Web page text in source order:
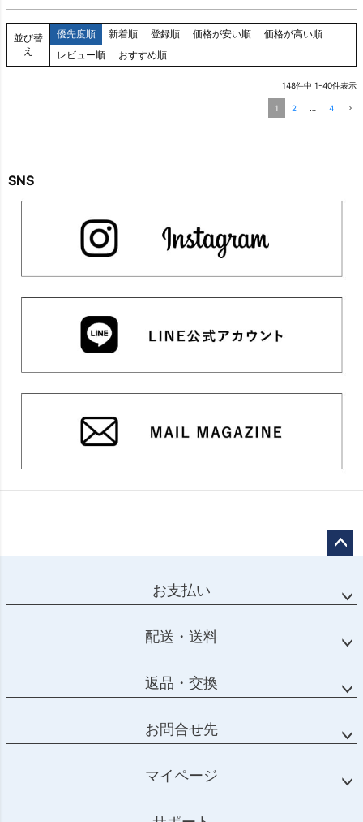
並び替
え
優先度順 新着順 登録順 価格が安い順
価格が高い順
レビュー順
おすすめ順
148件中 1-40件表示
1 2 … 4
SNS
お支払い
配送・送料
返品・交換
お問合せ先
マイページ